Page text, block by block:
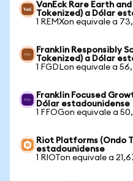
VanEck Rare Earth
Tokenized) a Dólar
1 REMXon equivale a
Franklin Responsibly
Tokenized) a Dólar
1 FGDLon equivale a
Franklin Focused
Dólar estadounidense
1 FFOGon equivale a
Riot Platforms (Ondo
estadounidense
1 RIOTon equivale a